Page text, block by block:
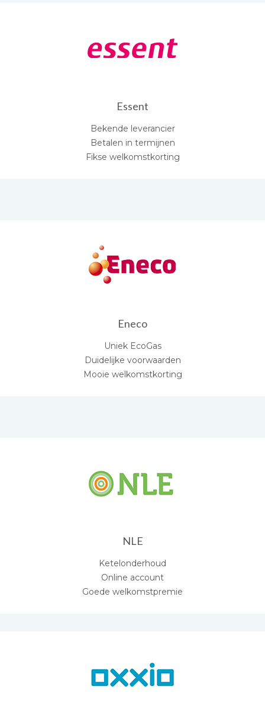
Essent
Bekende leverancier
Betalen in termijnen
Fikse welkomstkorting
Eneco
Uniek EcoGas
Duidelijke voorwaarden
Mooie welkomstkorting
NLE
Ketelonderhoud
Online account
Goede welkomstpremie